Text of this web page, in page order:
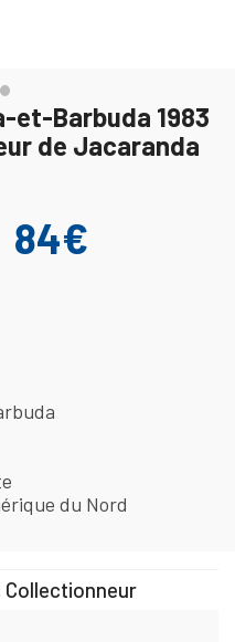
et-Barbuda 1983
de Jacaranda
84€
du Nord
Collectionneur